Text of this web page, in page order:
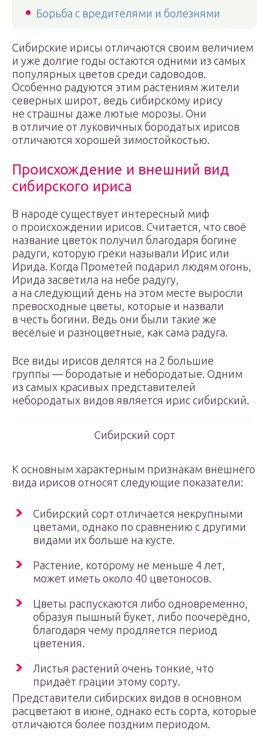
Борьба с вредителями и болезнями
Сибирские ирисы отличаются своим величием
и уже долгие годы остаются одними из самых
популярных цветов среди садоводов.
Особенно радуются этим растениям жители
северных широт, ведь сибирскому ирису
не страшны даже лютые морозы. Они
в отличие от луковичных бородатых ирисов
отличаются хорошей зимостойкостью.
Происхождение и внешний вид
сибирского ириса
В народе существует интересный миф
о происхождении ирисов. Считается, что своё
название цветок получил благодаря богине
радуги, которую греки называли Ирис или
Ирида. Когда Прометей подарил людям огонь,
Ирида засветила на небе радугу,
а на следующий день на этом месте выросли
превосходные цветы, которые и назвали
в честь богини. Ведь они были такие же
весёлые и разноцветные, как сама радуга.
Все виды ирисов делятся на 2 большие
группы — бородатые и небородатые. Одним
из самых красивых представителей
небородатых видов является ирис сибирский.
Сибирский сорт
К основным характерным признакам внешнего
вида ирисов относят следующие показатели:
Сибирский сорт отличается некрупными
цветами, однако по сравнению с другими
видами их больше на кусте.
Растение, которому не меньше 4 лет,
может иметь около 40 цветоносов.
Цветы распускаются либо одновременно,
образуя пышный букет, либо поочерёдно,
благодаря чему продляется период
цветения.
Листья растений очень тонкие, что
придаёт грации этому сорту.
Представители сибирских видов в основном
расцветают в июне, однако есть сорта, которые
отличаются более поздним периодом.